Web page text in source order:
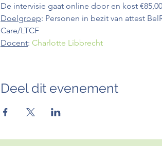
De intervisie gaat online door en kost
Doelgroep: Personen in bezit van attest
Care/LTCF
Docent: Charlotte Libbrecht
Deel dit evenement